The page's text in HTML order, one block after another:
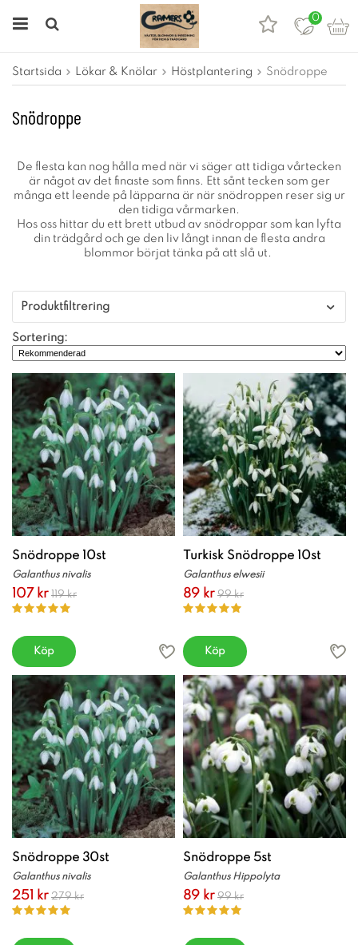
0
Startsida Lökar & Knölar Höstplantering Snödroppe
Snödroppe
De flesta kan nog hålla med när vi säger att tidiga vårtecken
är något av det finaste som finns. Ett sånt tecken som ger
många ett leende på läpparna är när snödroppen reser sig ur
den tidiga vårmarken.
Hos oss hittar du ett brett utbud av snödroppar som kan lyfta
din trädgård och ge den liv långt innan de flesta andra
blommor börjat tänka på att slå ut.
Produktfiltrering
Sortering:
Snödroppe 10st
Galanthus nivalis
107 kr 119 kr
Köp
Turkisk Snödroppe 10st
Galanthus elwesii
89 kr 99 kr
Köp
Snödroppe 30st
Galanthus nivalis
251 kr 279 kr
Snödroppe 5st
Galanthus Hippolyta
89 kr 99 kr